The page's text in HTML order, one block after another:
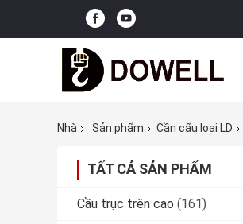
Nhà
Sản phẩm Cần cẩu loại LD
TẤT CẢ SẢN PHẨM
Cầu trục trên cao (161)